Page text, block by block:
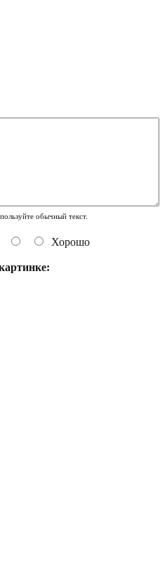
обычный текст.
Хорошо